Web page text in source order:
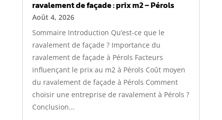
ravalement de façade : prix m2 – Pérols
Août 4, 2026
Sommaire Introduction Qu’est-ce que le
ravalement de façade ? Importance du
ravalement de façade à Pérols Facteurs
influençant le prix au m2 à Pérols Coût moyen
du ravalement de façade à Pérols Comment
choisir une entreprise de ravalement à Pérols ?
Conclusion...